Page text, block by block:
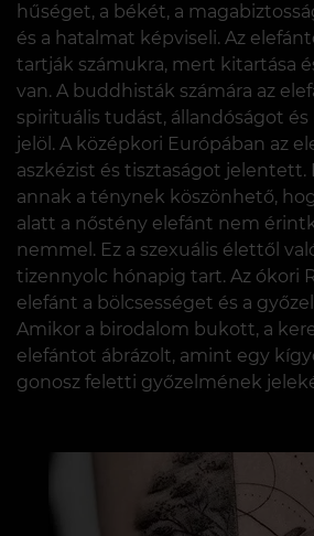
hűséget, a békét, a
és a hatalmat képviseli. Az
tartják számukra, mert kitartása
van. A buddhisták számára az
spirituális tudást, állandóságot
jelöl. A középkori Európában az
aszkézist és tisztaságot jelentett.
annak a ténynek köszönhető,
alatt a nőstény elefánt nem
nemmel. Ez a szexuális élettől
tizennyolc hónapig tart. Az ókori
elefánt a bölcsességet és a
Amikor a birodalom bukott, a
elefántot ábrázolt, amint egy
gonosz feletti győzelmének